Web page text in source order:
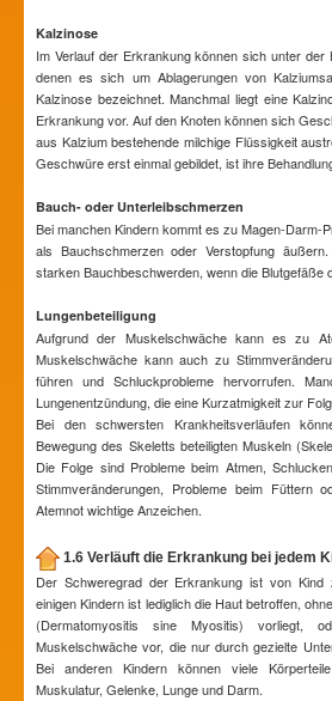
Kalzinose
Im Verlauf der Erkrankung können sich unter der
denen es sich um Ablagerungen von
Kalzinose bezeichnet. Manchmal liegt eine
Erkrankung vor. Auf den Knoten können sich
aus Kalzium bestehende milchige Flüssigkeit
Geschwüre erst einmal gebildet, ist ihre
Bauch- oder Unterleibschmerzen
Bei manchen Kindern kommt es zu Magen-Darm-
als Bauchschmerzen oder Verstopfung
starken Bauchbeschwerden, wenn die Blutgefäße
Lungenbeteiligung
Aufgrund der Muskelschwäche kann es zu
Muskelschwäche kann auch zu
führen und Schluckprobleme hervorrufen.
Lungenentzündung, die eine Kurzatmigkeit zur
Bei den schwersten Krankheitsverläufen
Bewegung des Skeletts beteiligten Muskeln
Die Folge sind Probleme beim Atmen,
Stimmveränderungen, Probleme beim Füttern
Atemnot wichtige Anzeichen.
1.6 Verläuft die Erkrankung bei jedem
Der Schweregrad der Erkrankung ist von Kind
einigen Kindern ist lediglich die Haut betroffen,
(Dermatomyositis sine Myositis) vorliegt,
Muskelschwäche vor, die nur durch gezielte
Bei anderen Kindern können viele
Muskulatur, Gelenke, Lunge und Darm.